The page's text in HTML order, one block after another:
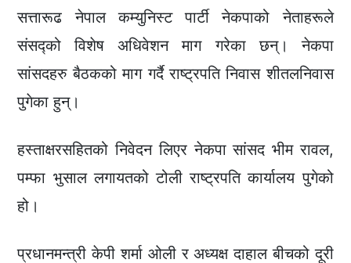
सत्तारूढ नेपाल कम्युनिस्ट पार्टी नेकपाको नेताहरूले
संसद्को विशेष अधिवेशन माग गरेका छन्। नेकपा
सांसदहरु बैठकको माग गर्दै राष्ट्रपति निवास शीतलनिवास
पुगेका हुन्।
हस्ताक्षरसहितको निवेदन लिएर नेकपा सांसद भीम रावल,
पम्फा भुसाल लगायतको टोली राष्ट्रपति कार्यालय पुगेको
हो।
प्रधानमन्त्री केपी शर्मा ओली र अध्यक्ष दाहाल बीचको दूरी